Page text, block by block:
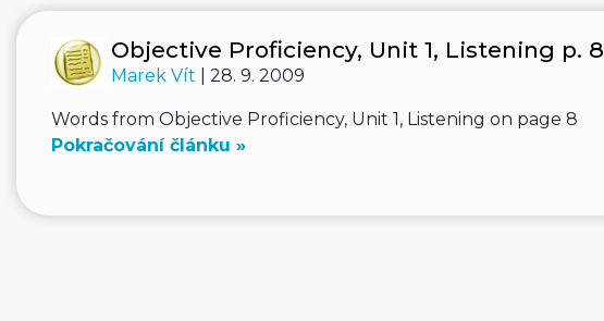
Objective Proficiency, Unit 1, Listening p. 8
Marek Vít | 28. 9. 2009
Words from Objective Proficiency, Unit 1, Listening on page 8
Pokračování článku »